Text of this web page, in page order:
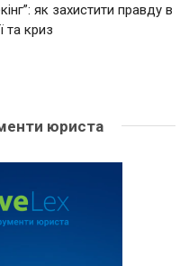
як захистити правду в
та криз
юриста